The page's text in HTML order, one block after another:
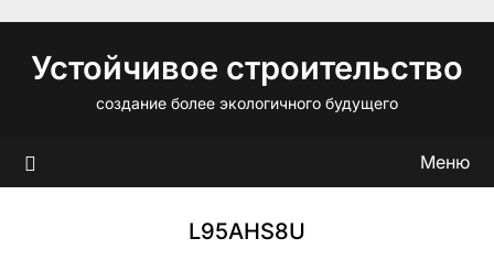
содержимому
Устойчивое строительство
создание более экологичного будущего
Меню
L95AHS8U